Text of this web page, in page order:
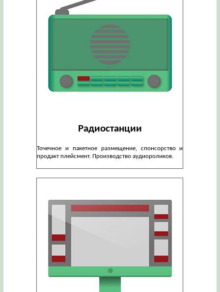
Радиостанции
Точечное и пакетное размещение, спонсорство и
продакт плейсмент. Производство аудиороликов.